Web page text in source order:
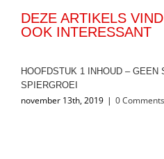
DEZE ARTIKELS
OOK INTERESSANT
HOOFDSTUK 1 INHOUD –
SPIERGROEI
november 13th, 2019 | 0 Comments